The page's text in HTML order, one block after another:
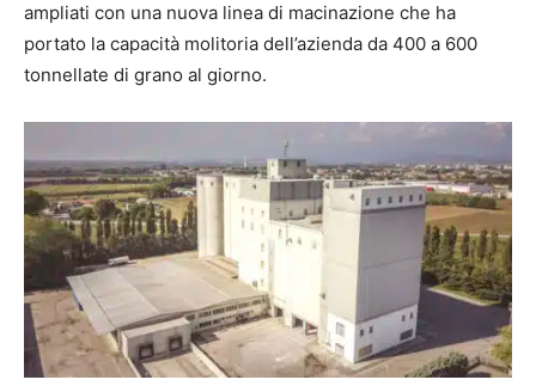
ampliati con una nuova linea di macinazione che ha
portato la capacità molitoria dell’azienda da 400 a 600
tonnellate di grano al giorno.